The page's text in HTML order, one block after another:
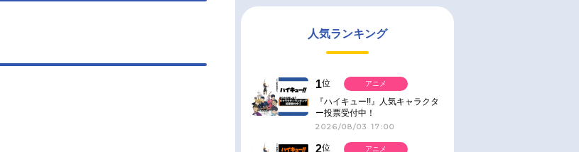
人気ランキング
1位
『ハイキュー!!』人気キャラクタ
ー投票受付中！
2026/08/03 17:00
アニメ
2位
アニメ